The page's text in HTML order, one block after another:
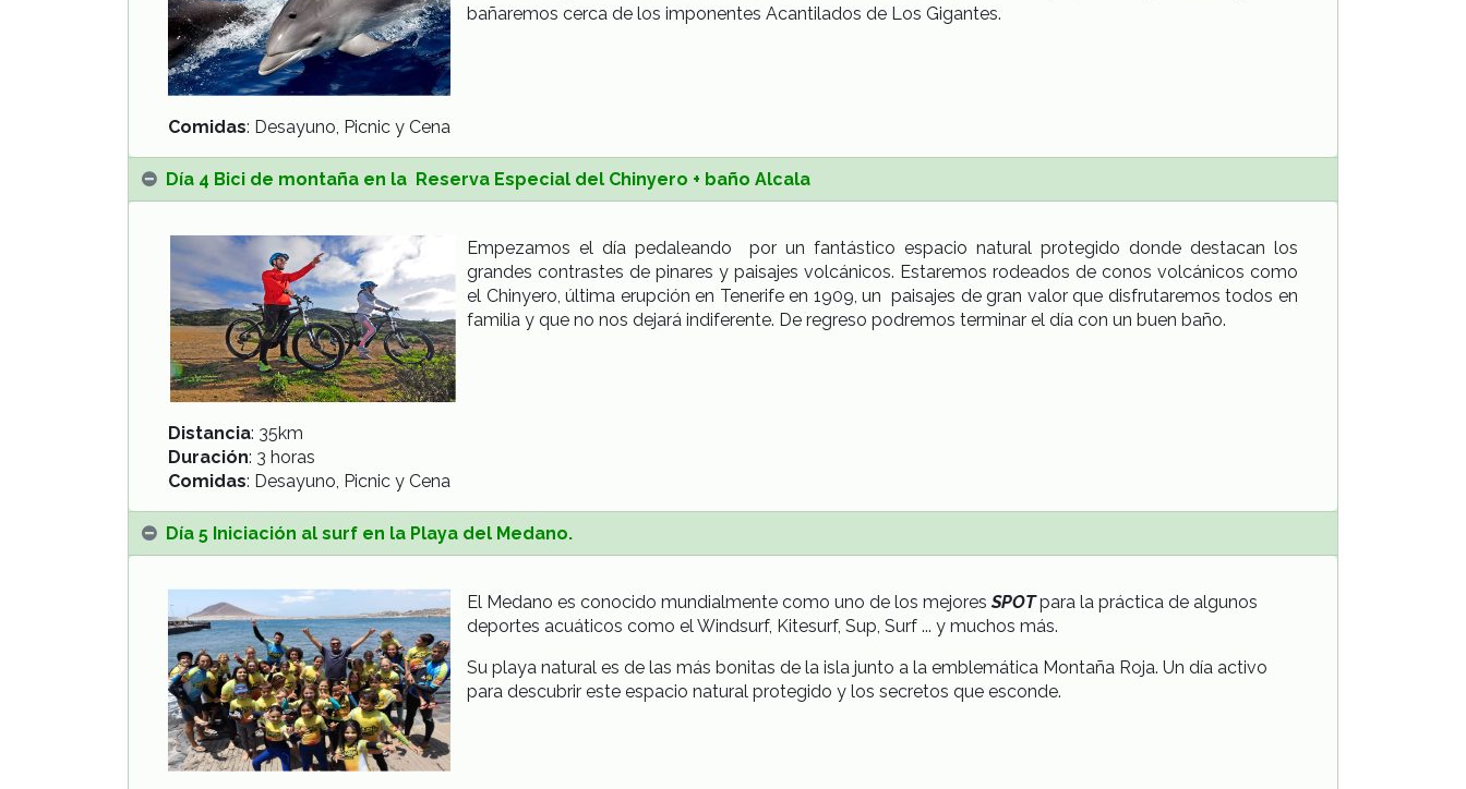
bañaremos cerca de los imponentes Acantilados de Los Gigantes.
Comidas: Desayuno, Picnic y Cena
Día 4 Bici de montaña en la Reserva Especial del Chinyero + baño Alcala
Empezamos el día pedaleando por un fantástico espacio natural protegido donde destacan los
grandes contrastes de pinares y paisajes volcánicos. Estaremos rodeados de conos volcánicos como
el Chinyero, última erupción en Tenerife en 1909, un paisajes de gran valor que disfrutaremos todos en
familia y que no nos dejará indiferente. De regreso podremos terminar el día con un buen baño.
Distancia: 35km
Duración: 3 horas
Comidas: Desayuno, Picnic y Cena
Día 5 Iniciación al surf en la Playa del Medano.
El Medano es conocido mundialmente como uno de los mejoresSPOTpara la práctica de algunos
deportes acuáticos como el Windsurf, Kitesurf, Sup, Surf ... y muchos más.
Su playa natural es de las más bonitas de la isla junto a la emblemática Montaña Roja. Un día activo
para descubrir este espacio natural protegido y los secretos que esconde.